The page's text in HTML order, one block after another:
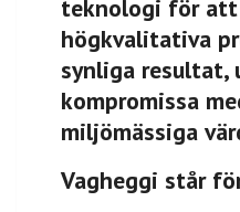
teknologi för att
högkvalitativa
synliga resultat,
kompromissa
miljömässiga
Vagheggi står